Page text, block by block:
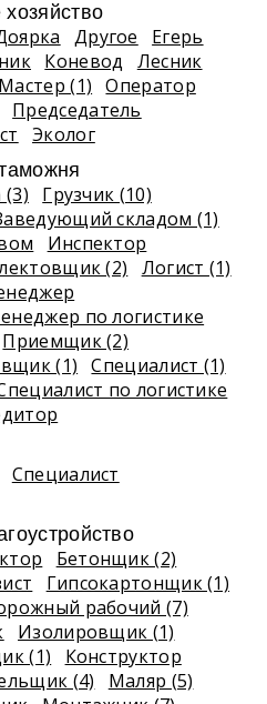
Другое
Егерь
Коневод
Лесник
Мастер (1)
Оператор
Председатель
Эколог
(3)
Грузчик (10)
складом (1)
Инспектор
(2)
Логист (1)
по логистике
Приемщик (2)
(1)
Специалист (1)
по логистике
Специалист
Бетонщик (2)
Гипсокартонщик (1)
рабочий (7)
Изолировщик (1)
(1)
Конструктор
(4)
Маляр (5)